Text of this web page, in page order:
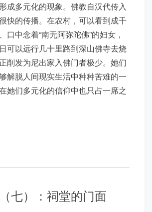
成多元化的现象。佛教自汉代传入
快的传播。在农村，可以看到成千
口中念着“南无阿弥陀佛”的妇女，
可以远行几十里路到深山佛寺去烧
削发为尼出家入佛门者极少。她们
解脱人间现实生活中种种苦难的一
她们多元化的信仰中也只占一席之
七）：祠堂的门面